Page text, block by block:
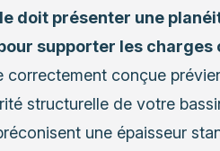
doit présenter une
supporter les
correctement conçue
structurelle de votre
une épaisseur